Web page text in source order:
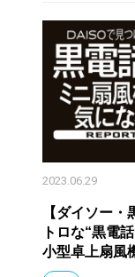
2023.06.29
【ダイソー
トロな“黒電
小型卓上扇風